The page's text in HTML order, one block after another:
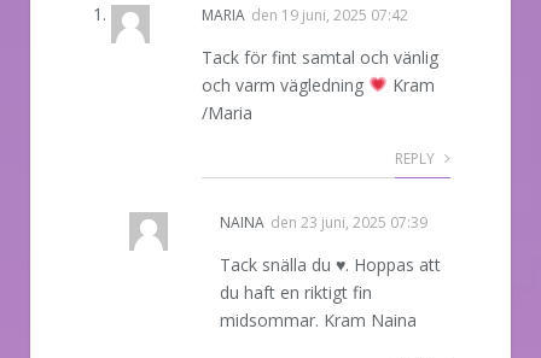
MARIA den 19 juni, 2025 07:42
Tack för fint samtal och vänlig
och varm vägledning
Kram
/Maria
REPLY
NAINA den 23 juni, 2025 07:39
Tack snälla du ♥️. Hoppas att
du haft en riktigt fin
midsommar. Kram Naina